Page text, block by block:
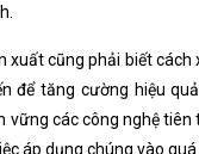
xuất cũng phải biết cách
để tăng cường hiệu
vững các công nghệ tiên
áp dụng chúng vào